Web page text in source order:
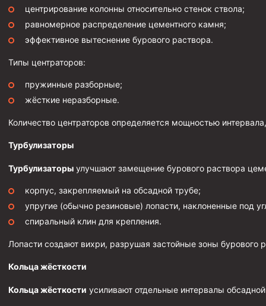
Устройство экранирующее для цементирования
Турбулизаторы типа ЦТ
Муфты ступенчатого цементирования
Пробки цементировочные
Скребки корончатые СК и тросовые СТ
Центраторы колонные
центрирование колонны относительно стенок ствола;
равномерное распределение цементного камня;
эффективное вытеснение бурового раствора.
Типы центраторов:
пружинные разборные;
жёсткие неразборные.
Количество центраторов определяется мощностью
Турбулизаторы
Турбулизаторы улучшают замещение бурового раствора
корпус, закрепляемый на обсадной трубе;
упругие (обычно резиновые) лопасти, наклоненные под
спиральный клин для крепления.
Лопасти создают вихри, разрушая застойные зоны
Кольца жёсткости
Кольца жёсткости усиливают отдельные интервалы